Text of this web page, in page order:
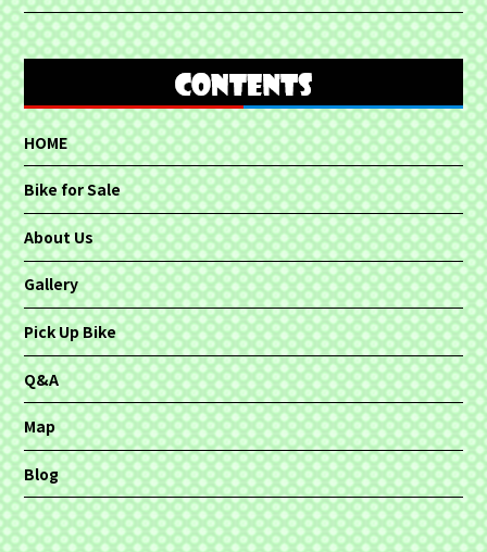
HOME
Bike for Sale
About Us
Gallery
Pick Up Bike
Q&A
Map
Blog